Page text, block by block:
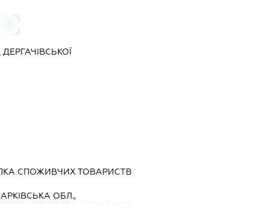
СПОЖИВЧИХ ТОВАРИСТВ
ОБЛ.,